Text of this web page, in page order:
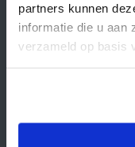
partners kunnen
informatie die u aan
verzameld op basis
KvK nummer: